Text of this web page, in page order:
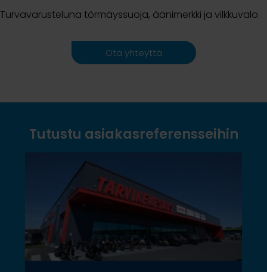
Turvavarusteluna törmäyssuoja, äänimerkki ja vilkkuvalo.
Ota yhteyttä
Tutustu asiakasreferensseihin